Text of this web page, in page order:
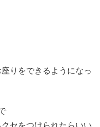
りをできるようになっ
セをつけられたらいい